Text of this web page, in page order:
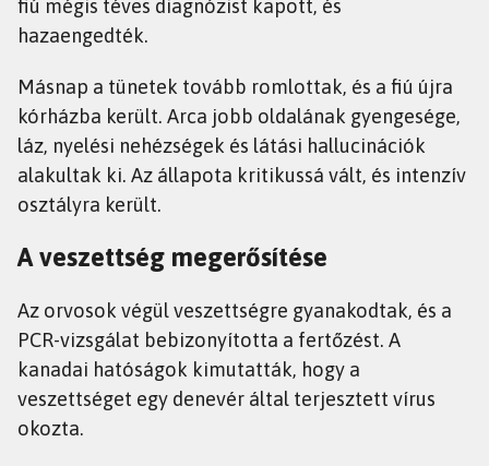
fiú mégis téves diagnózist kapott, és
hazaengedték.
Másnap a tünetek tovább romlottak, és a fiú újra
kórházba került. Arca jobb oldalának gyengesége,
láz, nyelési nehézségek és látási hallucinációk
alakultak ki. Az állapota kritikussá vált, és intenzív
osztályra került.
A veszettség megerősítése
Az orvosok végül veszettségre gyanakodtak, és a
PCR-vizsgálat bebizonyította a fertőzést. A
kanadai hatóságok kimutatták, hogy a
veszettséget egy denevér által terjesztett vírus
okozta.